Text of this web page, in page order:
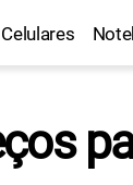
Celulares